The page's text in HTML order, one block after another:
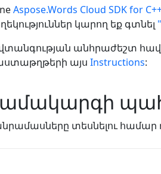
Aspose.Words Cloud SDK for
կարող եք գտնել
անհրաժեշտ
այս Instructions:
տեսնելու համար